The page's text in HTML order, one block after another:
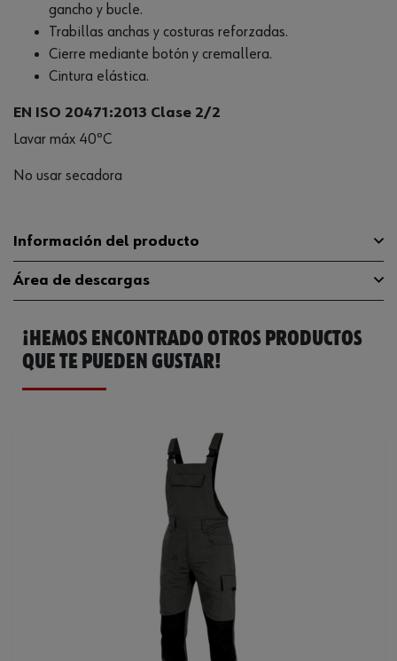
gancho y bucle.
Trabillas anchas y costuras reforzadas.
Cierre mediante botón y cremallera.
Cintura elástica.
EN ISO 20471:2013 Clase 2/2
Lavar máx 40ºC
No usar secadora
Información del producto
Peso del producto (por artículo) 716 g
Área de descargas
Catálogo General M410065002
¡HEMOS ENCONTRADO OTROS PRODUCTOS
QUE TE PUEDEN GUSTAR!